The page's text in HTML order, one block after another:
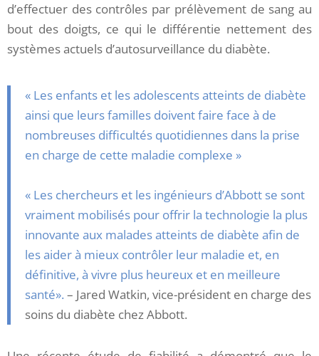
d’effectuer des contrôles par prélèvement de sang au
bout des doigts, ce qui le différentie nettement des
systèmes actuels d’autosurveillance du diabète.
« Les enfants et les adolescents atteints de diabète
ainsi que leurs familles doivent faire face à de
nombreuses difficultés quotidiennes dans la prise
en charge de cette maladie complexe »
« Les chercheurs et les ingénieurs d’Abbott se sont
vraiment mobilisés pour offrir la technologie la plus
innovante aux malades atteints de diabète afin de
les aider à mieux contrôler leur maladie et, en
définitive, à vivre plus heureux et en meilleure
santé». – Jared Watkin, vice-président en charge des
soins du diabète chez Abbott.